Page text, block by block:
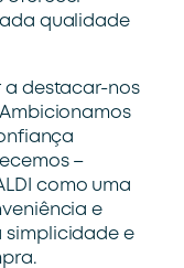
qualidade
a destacar-nos
Ambicionamos
–
como uma
e
simplicidade e